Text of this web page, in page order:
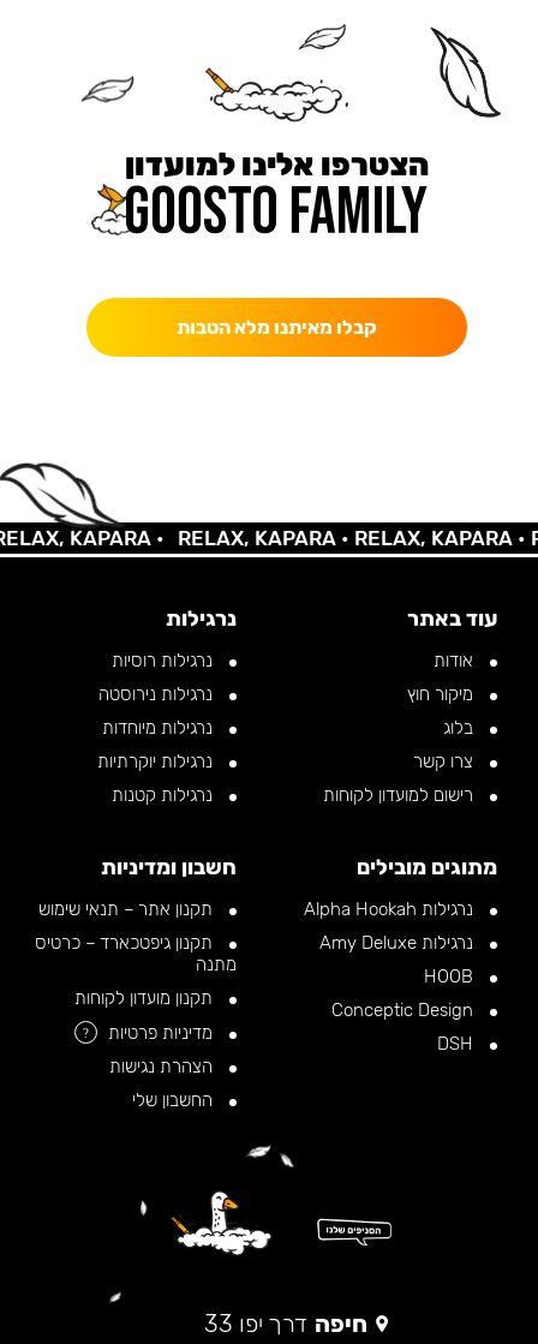
הצטרפו אלינו למועדון
קבלו מאיתנו מלא הטבות
KAPARA • RELAX, KAPARA •RELAX, KAPARA •
עוד באתר
אודות
מיקור חוץ
בלוג
צרו קשר
רישום למועדון לקוחות
נרגילות
נרגילות רוסיות
נרגילות נירוסטה
נרגילות מיוחדות
נרגילות יוקרתיות
נרגילות קטנות
מתוגים מובילים
נרגילות Alpha Hookah
נרגילות Amy Deluxe
חשבון ומדיניות
תקנון אתר – תנאי שימוש
תקנון גיפטכארד – כרטיס
מתנה
תקנון מועדון לקוחות
מדיניות פרטיות
?
הצהרת נגישות
החשבון שלי
חיפה דרך יפו 33